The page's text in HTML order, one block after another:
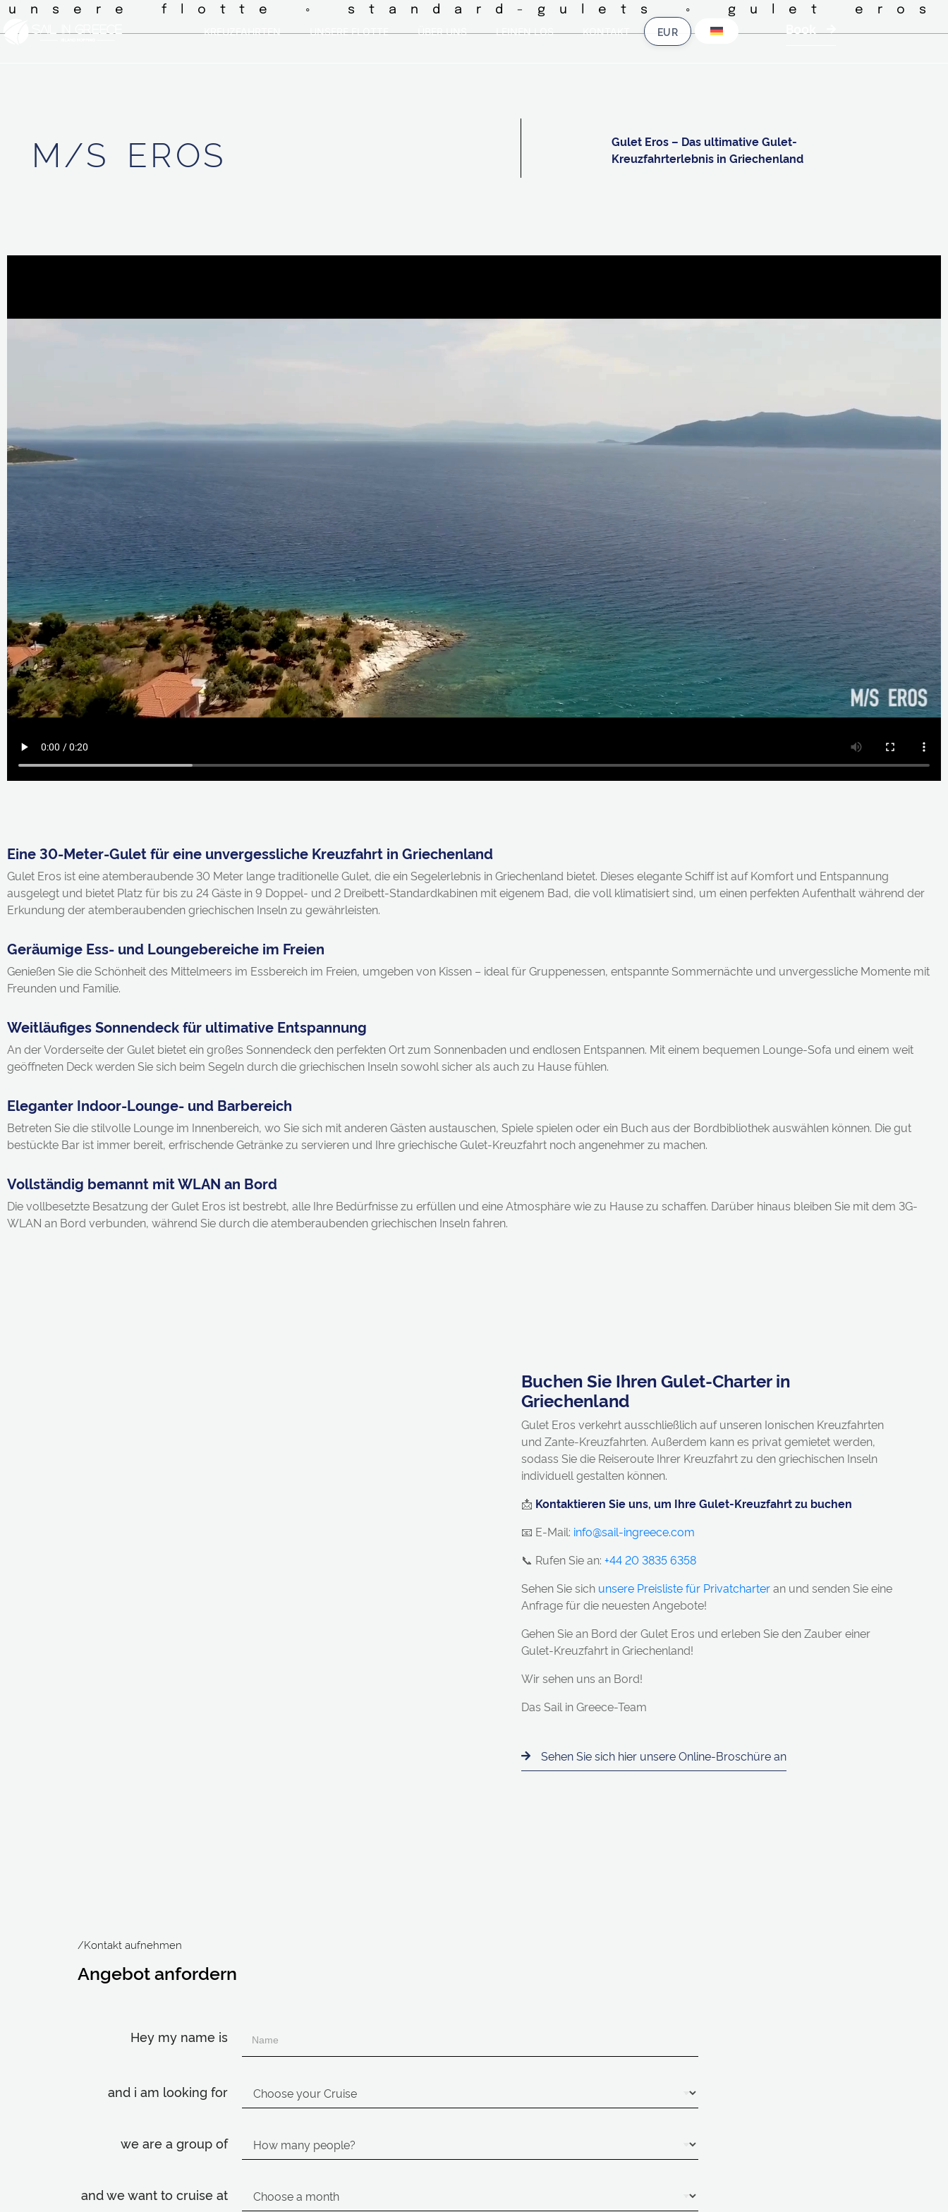
KREUZFAHRTEN UNSERE FLOTTE ÜBER UNS LEINEN LOS KONTAKT Book
flotte ◦ standard-gulets ◦ gulet
M/S EROS
Gulet Eros – Das ultimative Gulet-
Kreuzfahrterlebnis in Griechenland
Eine 30-Meter-Gulet für eine unvergessliche Kreuzfahrt in Griechenland
Gulet Eros ist eine atemberaubende 30 Meter lange traditionelle Gulet, die ein Segelerlebnis in Griechenland bietet. Dieses elegante Schiff ist auf Komfort und Entspannung
ausgelegt und bietet Platz für bis zu 24 Gäste in 9 Doppel- und 2 Dreibett-Standardkabinen mit eigenem Bad, die voll klimatisiert sind, um einen perfekten Aufenthalt während der
Erkundung der atemberaubenden griechischen Inseln zu gewährleisten.
Geräumige Ess- und Loungebereiche im Freien
Genießen Sie die Schönheit des Mittelmeers im Essbereich im Freien, umgeben von Kissen – ideal für Gruppenessen, entspannte Sommernächte und unvergessliche Momente mit
Freunden und Familie.
Weitläufiges Sonnendeck für ultimative Entspannung
An der Vorderseite der Gulet bietet ein großes Sonnendeck den perfekten Ort zum Sonnenbaden und endlosen Entspannen. Mit einem bequemen Lounge-Sofa und einem weit
geöffneten Deck werden Sie sich beim Segeln durch die griechischen Inseln sowohl sicher als auch zu Hause fühlen.
Eleganter Indoor-Lounge- und Barbereich
Betreten Sie die stilvolle Lounge im Innenbereich, wo Sie sich mit anderen Gästen austauschen, Spiele spielen oder ein Buch aus der Bordbibliothek auswählen können. Die gut
bestückte Bar ist immer bereit, erfrischende Getränke zu servieren und Ihre griechische Gulet-Kreuzfahrt noch angenehmer zu machen.
Vollständig bemannt mit WLAN an Bord
Die vollbesetzte Besatzung der Gulet Eros ist bestrebt, alle Ihre Bedürfnisse zu erfüllen und eine Atmosphäre wie zu Hause zu schaffen. Darüber hinaus bleiben Sie mit dem 3G-
WLAN an Bord verbunden, während Sie durch die atemberaubenden griechischen Inseln fahren.
Buchen Sie Ihren Gulet-Charter in
Griechenland
Gulet Eros verkehrt ausschließlich auf unseren Ionischen Kreuzfahrten
und Zante-Kreuzfahrten. Außerdem kann es privat gemietet werden,
sodass Sie die Reiseroute Ihrer Kreuzfahrt zu den griechischen Inseln
individuell gestalten können.
📩 Kontaktieren Sie uns, um Ihre Gulet-Kreuzfahrt zu buchen
📧 E-Mail: info@sail-ingreece.com
📞 Rufen Sie an:+44 20 3835 6358
Sehen Sie sich unsere Preisliste für Privatcharteran und senden Sie eine
Anfrage für die neuesten Angebote!
Gehen Sie an Bord der Gulet Eros und erleben Sie den Zauber einer
Gulet-Kreuzfahrt in Griechenland!
Wir sehen uns an Bord!
Das Sail in Greece-Team
Sehen Sie sich hier unsere Online-Broschüre an
/Kontakt aufnehmen
Angebot anfordern
Hey my name is
and i am looking for
we are a group of
and we want to cruise at